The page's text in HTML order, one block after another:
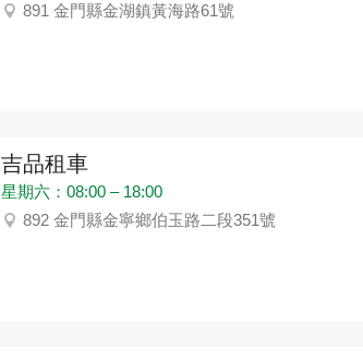
891 金門縣金湖鎮黃海路61號
吉品租車
星期六：08:00 – 18:00
892 金門縣金寧鄉伯玉路二段351號